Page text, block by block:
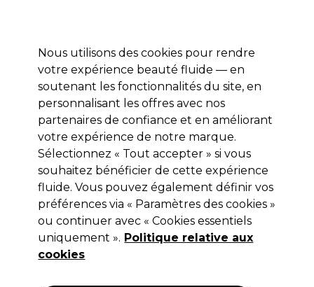
Se connecter
Marques Bons plans Coiffure Electro et Matériel
Livraison et délais
lire la suite
Panasonic
Panasonic Tondeuse a cheveux ER-
GP 65
(7)
165,00 €Hors TVA
Nous utilisons des cookies pour rendre
votre expérience beauté fluide — en
soutenant les fonctionnalités du site, en
personnalisant les offres avec nos
partenaires de confiance et en améliorant
votre expérience de notre marque.
Sélectionnez « Tout accepter » si vous
souhaitez bénéficier de cette expérience
fluide. Vous pouvez également définir vos
préférences via « Paramètres des cookies »
ou continuer avec « Cookies essentiels
uniquement ». Politique relative aux
cookies